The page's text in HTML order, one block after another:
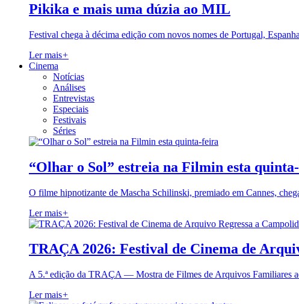
Pikika e mais uma dúzia ao MIL
Festival chega à décima edição com novos nomes de Portugal,
Ler mais+
Cinema
Notícias
Análises
Entrevistas
Especiais
Festivais
Séries
“Olhar o Sol” estreia na Filmin esta
O filme hipnotizante de Mascha Schilinski, premiado em Cannes,
Ler mais+
TRAÇA 2026: Festival de Cinema de
A 5.ª edição da TRAÇA — Mostra de Filmes de Arquivos Familiares
Ler mais+